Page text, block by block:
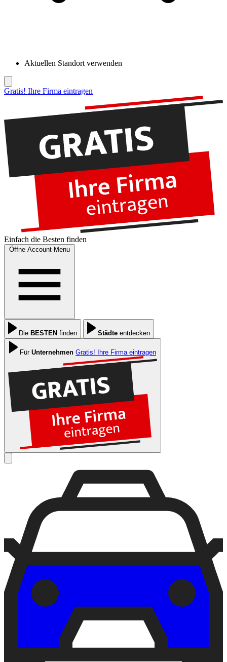
Aktuellen Standort verwenden
Gratis! Ihre Firma eintragen
Einfach die Besten finden
Öffne Account-Menu
Die BESTEN finden Städte entdecken
Für Unternehmen Gratis! Ihre Firma eintragen